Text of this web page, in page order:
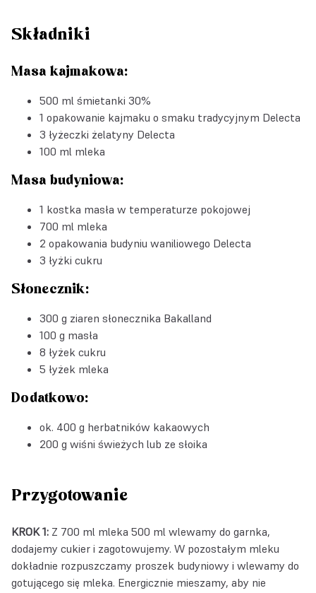
Składniki
Masa kajmakowa:
500 ml śmietanki 30%
1 opakowanie kajmaku o smaku tradycyjnym Delecta
3 łyżeczki żelatyny Delecta
100 ml mleka
Masa budyniowa:
1 kostka masła w temperaturze pokojowej
700 ml mleka
2 opakowania budyniu waniliowego Delecta
3 łyżki cukru
Słonecznik:
300 g ziaren słonecznika Bakalland
100 g masła
8 łyżek cukru
5 łyżek mleka
Dodatkowo:
ok. 400 g herbatników kakaowych
200 g wiśni świeżych lub ze słoika
Przygotowanie
KROK 1: Z 700 ml mleka 500 ml wlewamy do garnka,
dodajemy cukier i zagotowujemy. W pozostałym mleku
dokładnie rozpuszczamy proszek budyniowy i wlewamy do
gotującego się mleka. Energicznie mieszamy, aby nie